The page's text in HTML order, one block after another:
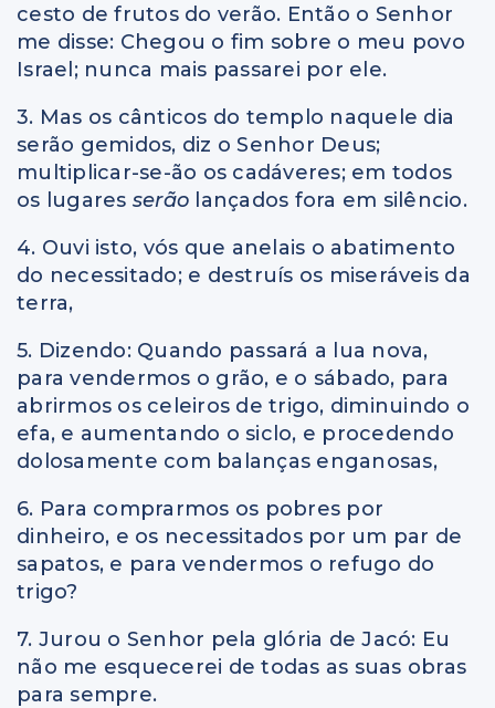
cesto de frutos do verão. Então o Senhor
me disse: Chegou o fim sobre o meu povo
Israel; nunca mais passarei por ele.
3. Mas os cânticos do templo naquele dia
serão gemidos, diz o Senhor Deus;
multiplicar-se-ão os cadáveres; em todos
os lugares serão lançados fora em silêncio.
4. Ouvi isto, vós que anelais o abatimento
do necessitado; e destruís os miseráveis da
terra,
5. Dizendo: Quando passará a lua nova,
para vendermos o grão, e o sábado, para
abrirmos os celeiros de trigo, diminuindo o
efa, e aumentando o siclo, e procedendo
dolosamente com balanças enganosas,
6. Para comprarmos os pobres por
dinheiro, e os necessitados por um par de
sapatos, e para vendermos o refugo do
trigo?
7. Jurou o Senhor pela glória de Jacó: Eu
não me esquecerei de todas as suas obras
para sempre.